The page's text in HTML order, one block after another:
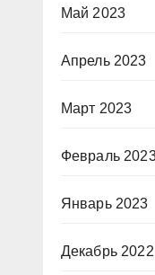
Май 2023
Апрель 2023
Март 2023
Февраль
Январь 2023
Декабрь 2022